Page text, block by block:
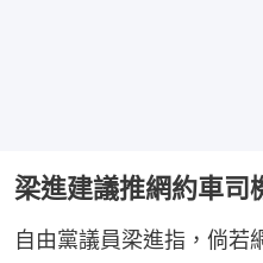
梁進建議推網約車司
自由黨議員梁進指，倘若